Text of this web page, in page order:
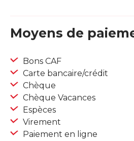
Moyens de
Bons CAF
Carte bancaire/crédit
Chèque
Chèque Vacances
Espèces
Virement
Paiement en ligne